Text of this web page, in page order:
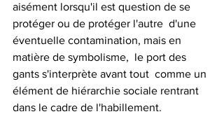
aisément lorsqu'il est question de se
protéger ou de protéger l'autre  d'une
éventuelle contamination, mais en
matière de symbolisme,  le port des
gants s'interprète avant tout  comme un
élément de hiérarchie sociale rentrant
dans le cadre de l'habillement.